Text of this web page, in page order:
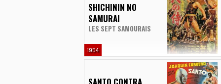
SHICHININ NO
SAMURAI
LES SEPT SAMOURAIS
1954